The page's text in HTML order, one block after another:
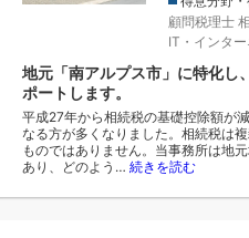
顧問税理士
IT・インター
地元「南アルプス市」に特化し
ポートします。
平成27年から相続税の基礎控除額が
なる方が多くなりました。相続税は
ものではありません。当事務所は地
あり、どのよう… 続きを読む